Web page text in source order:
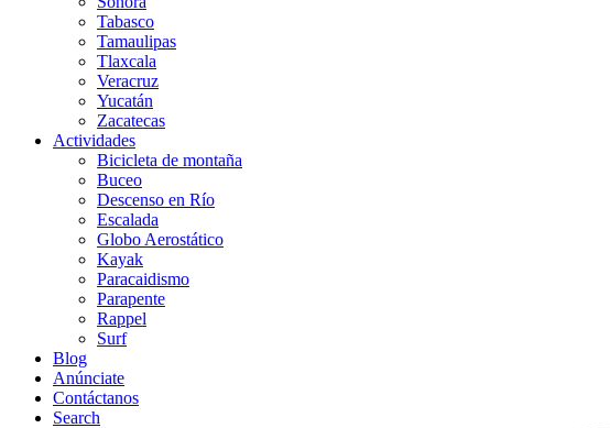
Tabasco
Tamaulipas
Tlaxcala
Veracruz
Yucatán
Zacatecas
Actividades
Bicicleta de montaña
Buceo
Descenso en Río
Escalada
Globo Aerostático
Kayak
Paracaidismo
Parapente
Rappel
Surf
Blog
Anúnciate
Contáctanos
Search